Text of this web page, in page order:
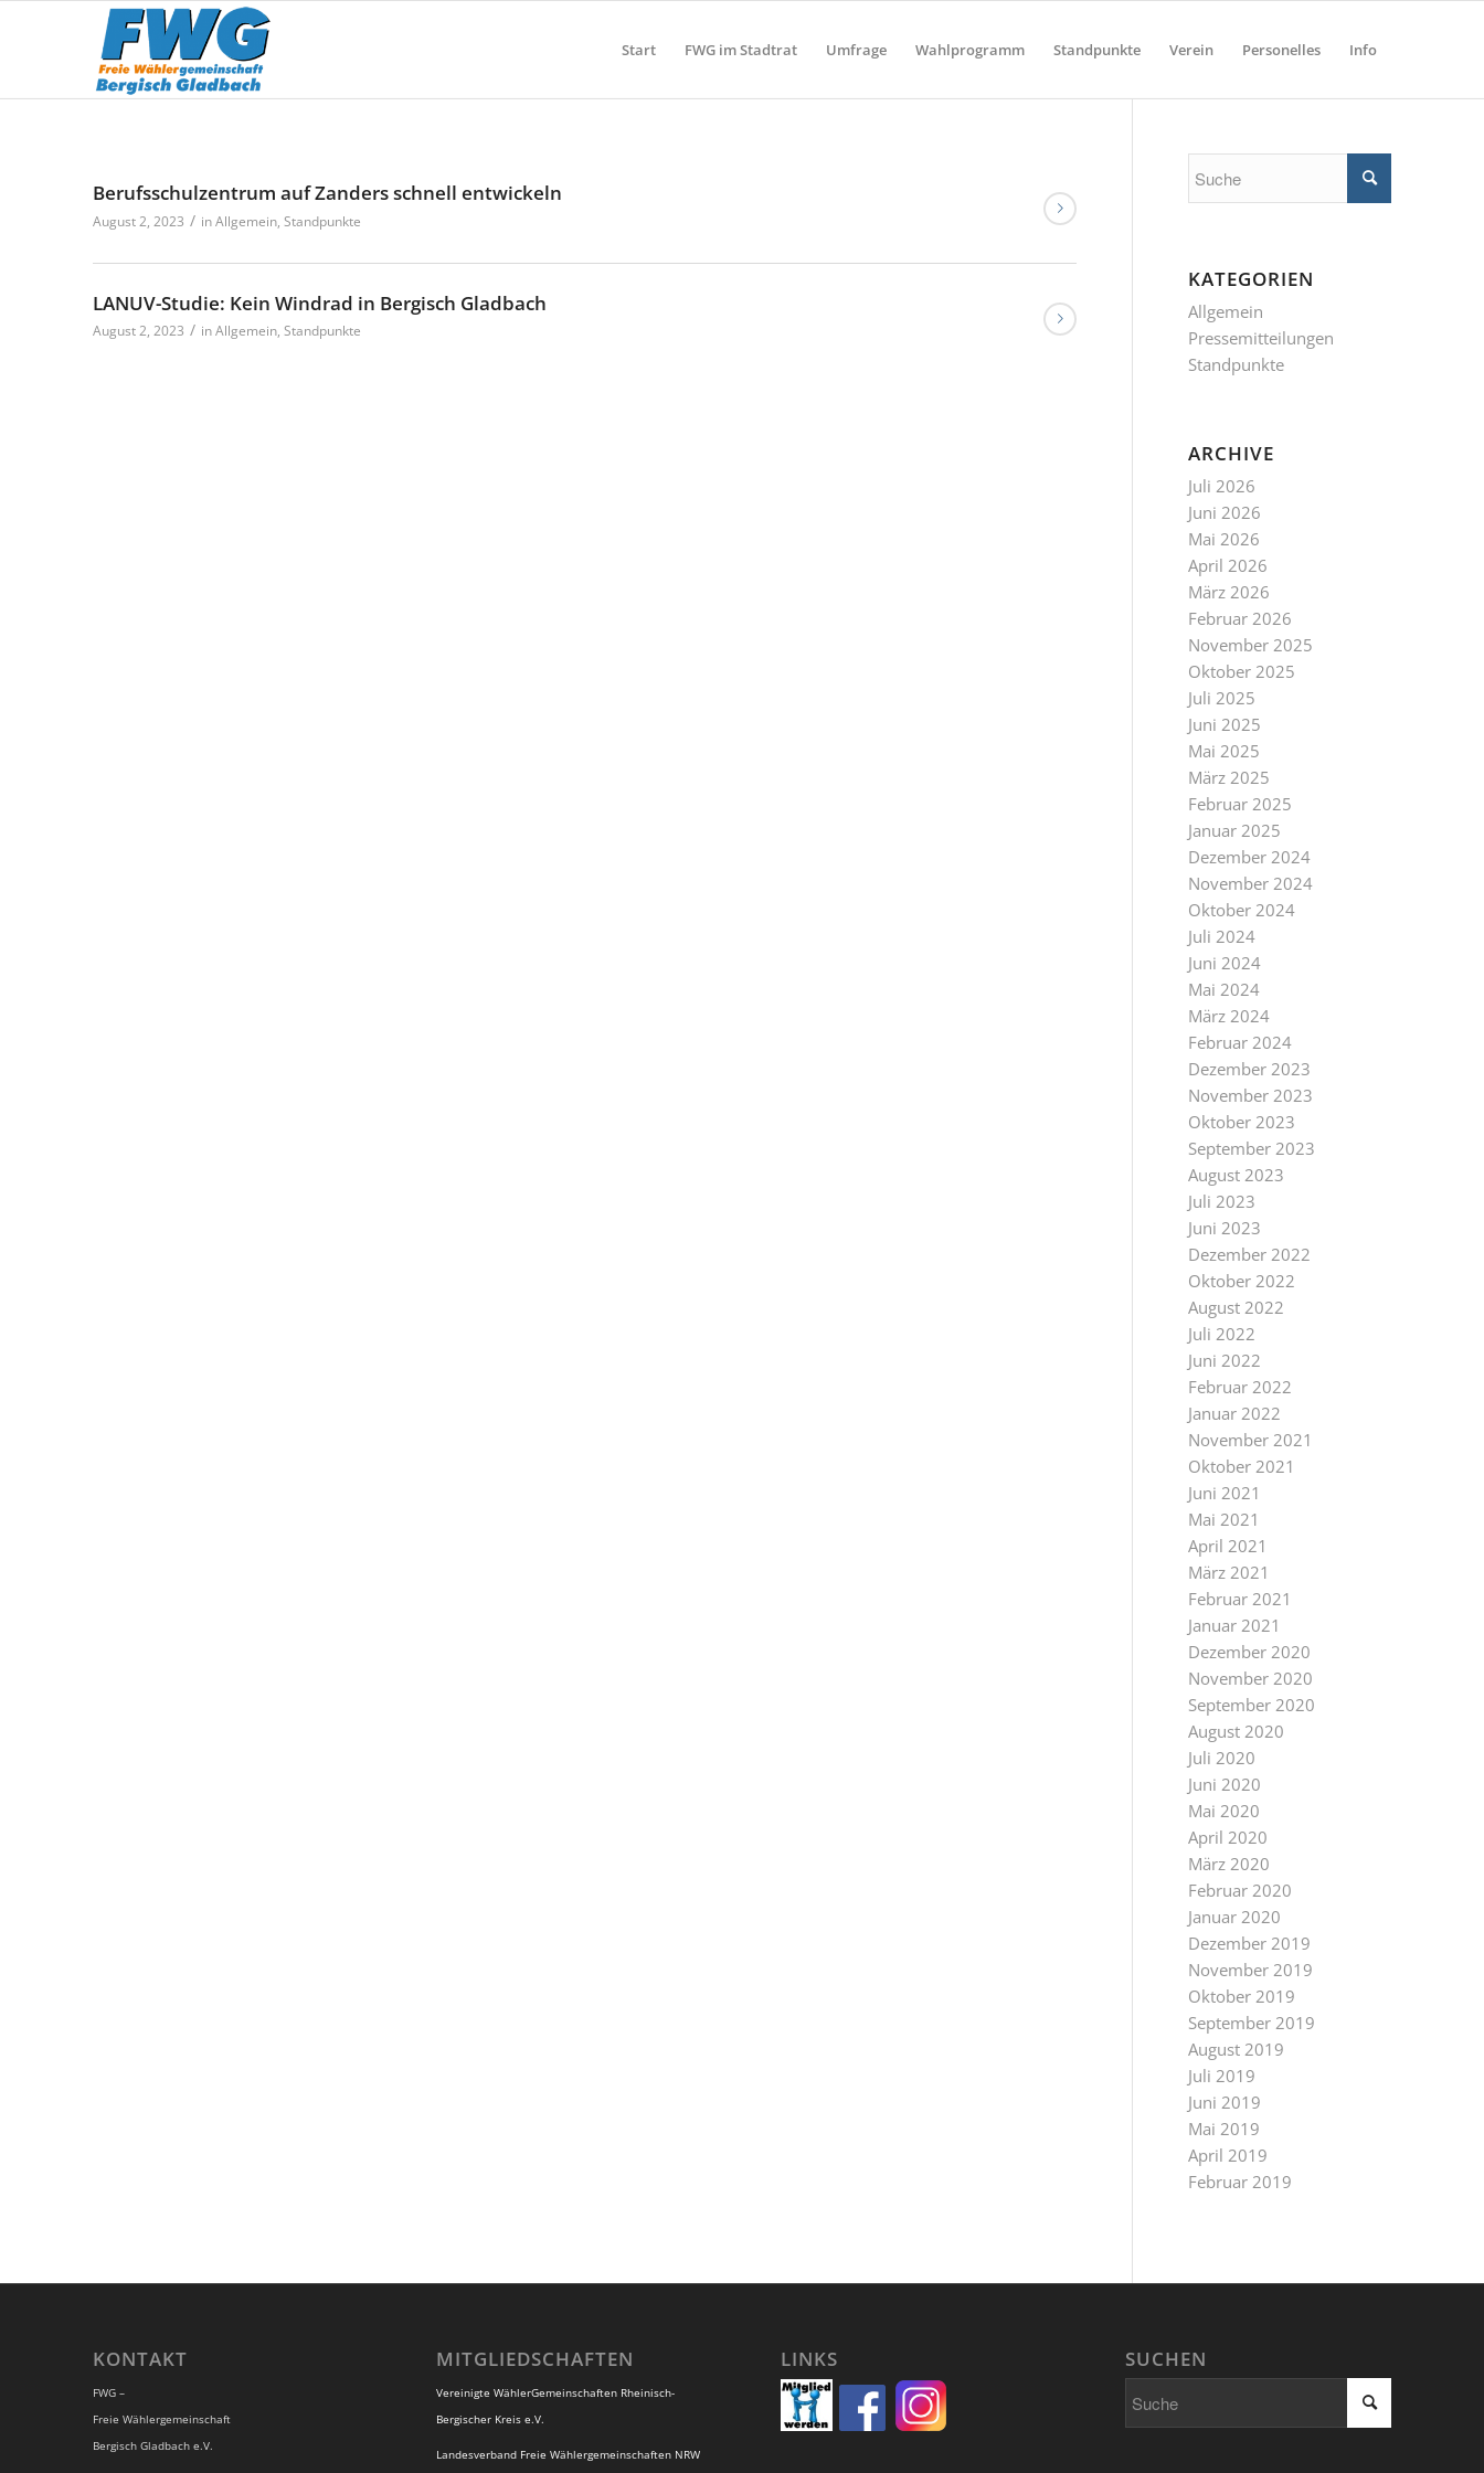
Start FWG im Stadtrat Umfrage Wahlprogramm Standpunkte Verein Personelles Info
Berufsschulzentrum auf Zanders schnell entwickeln
August 2, 2023 / inAllgemein, Standpunkte
LANUV-Studie: Kein Windrad in Bergisch Gladbach
August 2, 2023 / inAllgemein, Standpunkte
KATEGORIEN
Allgemein
Pressemitteilungen
Standpunkte
ARCHIVE
Juli 2026
Juni 2026
Mai 2026
April 2026
März 2026
Februar 2026
November 2025
Oktober 2025
Juli 2025
Juni 2025
Mai 2025
März 2025
Februar 2025
Januar 2025
Dezember 2024
November 2024
Oktober 2024
Juli 2024
Juni 2024
Mai 2024
März 2024
Februar 2024
Dezember 2023
November 2023
Oktober 2023
September 2023
August 2023
Juli 2023
Juni 2023
Dezember 2022
Oktober 2022
August 2022
Juli 2022
Juni 2022
Februar 2022
Januar 2022
November 2021
Oktober 2021
Juni 2021
Mai 2021
April 2021
März 2021
Februar 2021
Januar 2021
Dezember 2020
November 2020
September 2020
August 2020
Juli 2020
Juni 2020
Mai 2020
April 2020
März 2020
Februar 2020
Januar 2020
Dezember 2019
November 2019
Oktober 2019
September 2019
August 2019
Juli 2019
Juni 2019
Mai 2019
April 2019
Februar 2019
KONTAKT
FWG –
Freie Wählergemeinschaft
Bergisch Gladbach e.V.
MITGLIEDSCHAFTEN
Vereinigte WählerGemeinschaften Rheinisch-
Bergischer Kreis e.V.
Landesverband Freie Wählergemeinschaften NRW
LINKS SUCHEN